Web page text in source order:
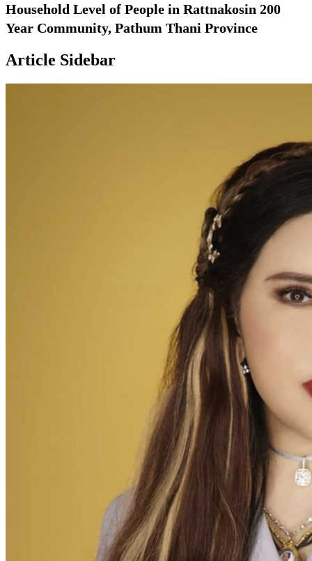
Household Level of People in Rattnakosin 200
Year Community, Pathum Thani Province
Article Sidebar